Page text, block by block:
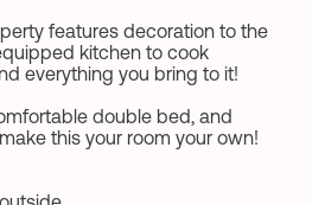
features decoration to the
kitchen to cook
everything you bring to it!
double bed, and
this your room your own!